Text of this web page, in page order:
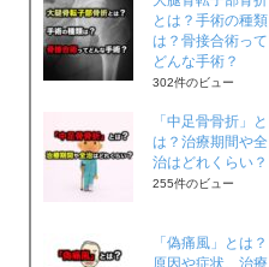
とは？手術の種類
は？骨接合術って
どんな手術？
302件のビュー
「中足骨骨折」と
は？治療期間や全
治はどれくらい？
255件のビュー
「偽痛風」とは？
原因や症状、治療